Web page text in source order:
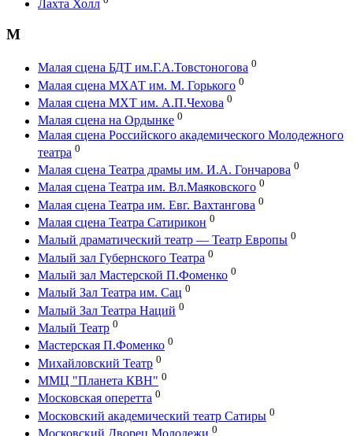
Лахта Холл
М
Малая сцена БДТ им.Г.А.Товстоногова 0
Малая сцена МХАТ им. М. Горького 0
Малая сцена МХТ им. А.П.Чехова 0
Малая сцена на Ордынке 0
Малая сцена Российского академического Молодежного
театра 0
Малая сцена Театра драмы им. И.А. Гончарова 0
Малая сцена Театра им. Вл.Маяковского 0
Малая сцена Театра им. Евг. Вахтангова 0
Малая сцена Театра Сатирикон 0
Малый драматический театр — Театр Европы 0
Малый зал Губернского Театра 0
Малый зал Мастерской П.Фоменко 0
Малый Зал Театра им. Сац 0
Малый Зал Театра Наций 0
Малый Театр 0
Мастерская П.Фоменко 0
Михайловский Театр 0
ММЦ "Планета КВН" 0
Московская оперетта 0
Московский академический театр Сатиры 0
0